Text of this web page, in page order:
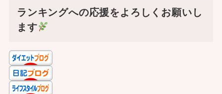
ランキングへの応援をよろしくお願いし
ます